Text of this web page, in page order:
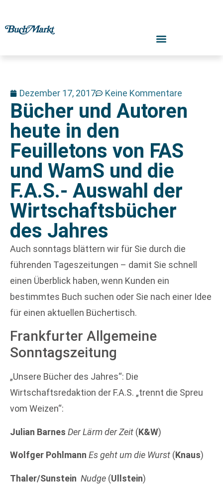
Dezember 17, 2017 Keine Kommentare
Bücher und Autoren
heute in den
Feuilletons von FAS
und WamS und die
F.A.S.- Auswahl der
Wirtschaftsbücher
des Jahres
Auch sonntags blättern wir für Sie durch die
führenden Tageszeitungen – damit Sie schnell
einen Überblick haben, wenn Kunden ein
bestimmtes Buch suchen oder Sie nach einer Idee
für einen aktuellen Büchertisch.
Frankfurter Allgemeine
Sonntagszeitung
„Unsere Bücher des Jahres“: Die
Wirtschaftsredaktion der F.A.S. „trennt die Spreu
vom Weizen“:
Julian Barnes Der Lärm der Zeit (K&W)
Wolfger Pohlmann Es geht um die Wurst (Knaus)
Thaler/Sunstein Nudge (Ullstein)